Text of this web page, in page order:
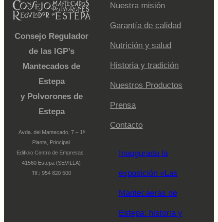
Consejo Regulador
de las IGP’s
Mantecados de
Estepa
y Polvorones de
Estepa
Avda. del Mantecado, 7 – 1ª
Planta, Principal.
Edificio Centro de Empresas .
41560 Estepa (SEVILLA)
Tlf.: 954 820 500
Nuestra misión
Garantía de calidad
Nutrición y salud
Historia y tradición
Nuestros Productos
Prensa
Contacto
Inaugurada la
exposición «Las
Mantecaeras de
Estepa: historia y